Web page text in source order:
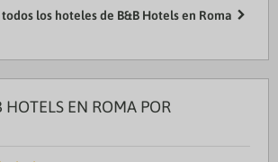
todos los hoteles de B&B Hotels en Roma
HOTELS EN ROMA POR